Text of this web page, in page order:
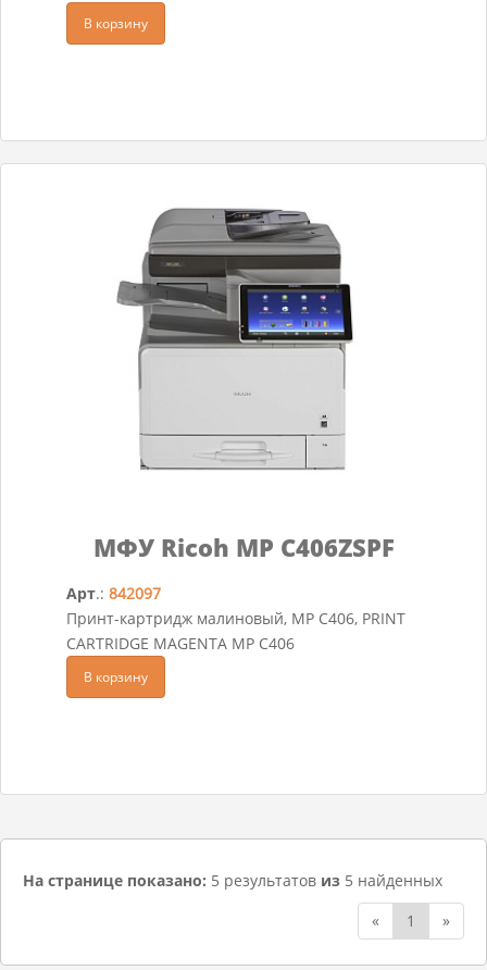
В корзину
МФУ Ricoh MP C406ZSPF
Арт.: 842097
Принт-картридж малиновый, MP C406, PRINT
CARTRIDGE MAGENTA MP C406
В корзину
На странице показано: 5 результатов из 5 найденных
«
1 »